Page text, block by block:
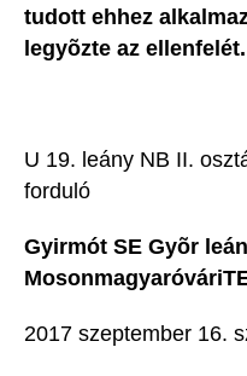
tudott ehhez
legyõzte az ellenfelét.
U 19. leány NB II.
forduló
Gyirmót SE Gyõr
2017 szeptember 16.